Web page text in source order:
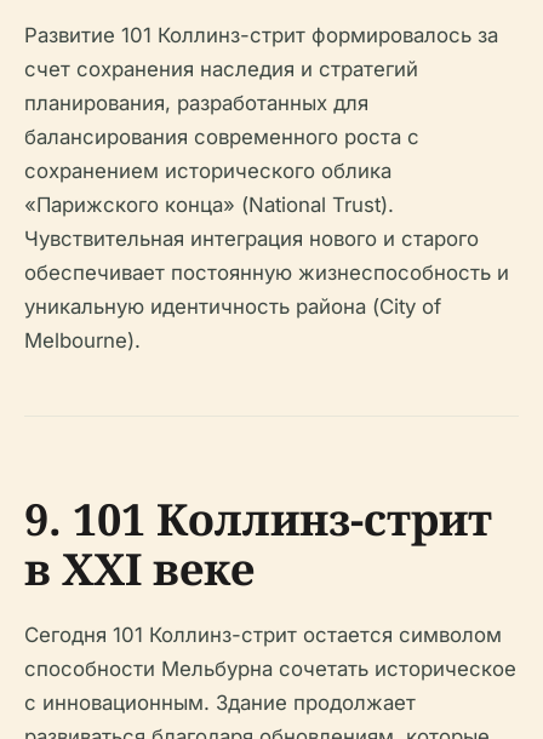
Развитие 101 Коллинз-стрит формировалось за
счет сохранения наследия и стратегий
планирования, разработанных для
балансирования современного роста с
сохранением исторического облика
«Парижского конца» (National Trust).
Чувствительная интеграция нового и старого
обеспечивает постоянную жизнеспособность и
уникальную идентичность района (City of
Melbourne).
9. 101 Коллинз-стрит
в XXI веке
Сегодня 101 Коллинз-стрит остается символом
способности Мельбурна сочетать историческое
с инновационным. Здание продолжает